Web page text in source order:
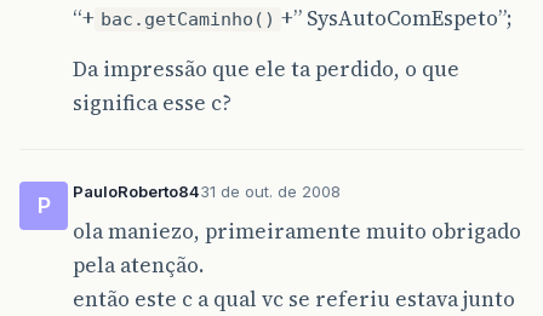
“+ bac.getCaminho() +” SysAutoComEspeto”;
Da impressão que ele ta perdido, o que
significa esse c?
P
PauloRoberto8431 de out. de 2008
ola maniezo, primeiramente muito obrigado
pela atenção.
então este c a qual vc se referiu estava junto